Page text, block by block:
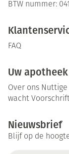
BTW nummer:
FAQ
Uw apotheek
Over ons Nuttige
wacht
Nieuwsbrief
Blijf op de